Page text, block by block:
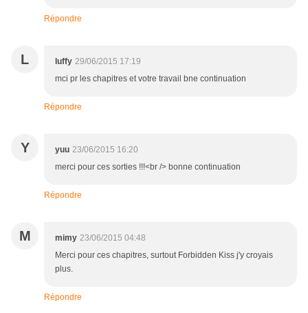
Répondre
L luffy 29/06/2015 17:19
mci pr les chapitres et votre travail bne continuation
Répondre
Y yuu 23/06/2015 16:20
merci pour ces sorties !!!<br /> bonne continuation
Répondre
M mimy 23/06/2015 04:48
Merci pour ces chapitres, surtout Forbidden Kiss j'y croyais
plus.
Répondre